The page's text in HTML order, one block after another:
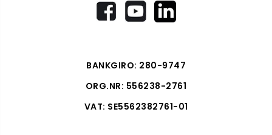
BANKGIRO: 280-9747
ORG.NR: 556238-2761
VAT: SE5562382761-01